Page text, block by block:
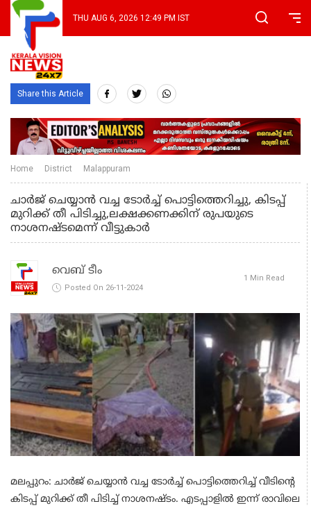
THU AUG 6, 2026 12:49 PM IST
Share this Article
Home District Malappuram
ചാർജ് ചെയ്യാൻ വച്ച ടോർച്ച് പൊട്ടിത്തെറിച്ചു, കിടപ്പ്
മുറിക്ക് തീ പിടിച്ചു,ലക്ഷക്കണക്കിന് രുപയുടെ
നാശനഷ്ടമെന്ന് വീട്ടുകാർ
വെബ് ടീം
Posted On 26-11-2024
1 Min Read
മലപ്പുറം: ചാർജ് ചെയ്യാൻ വച്ച ടോർച്ച് പൊട്ടിത്തെറിച്ച് വീടിൻ്റെ
കിടപ്പ് മുറിക്ക് തീ പിടിച്ച് നാശനഷ്ടം. എടപ്പാളിൽ ഇന്ന് രാവിലെ